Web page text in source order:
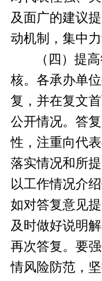
及面广的建议
动机制，集中
（四）提
核。 各承办单
复，并在复文
公开情况。答
性，注重向代
落实情况和所
以工作情况介
如对答复意见
及时做好说明
再次答复。要
情风险防范，